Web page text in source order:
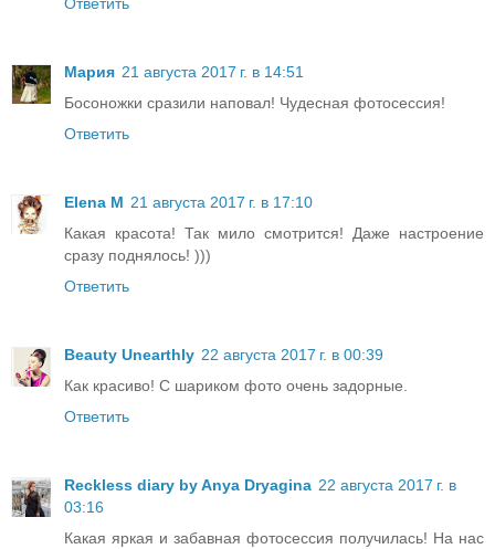
Ответить
Мария 21 августа 2017 г. в 14:51
Босоножки сразили наповал! Чудесная фотосессия!
Ответить
Elena M 21 августа 2017 г. в 17:10
Какая красота! Так мило смотрится! Даже настроение
сразу поднялось! )))
Ответить
Beauty Unearthly 22 августа 2017 г. в 00:39
Как красиво! С шариком фото очень задорные.
Ответить
Reckless diary by Anya Dryagina 22 августа 2017 г. в
03:16
Какая яркая и забавная фотосессия получилась! На нас